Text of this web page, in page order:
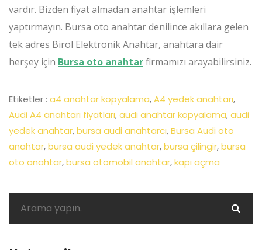
vardır. Bizden fiyat almadan anahtar işlemleri
yaptırmayın. Bursa oto anahtar denilince akıllara gelen
tek adres Birol Elektronik Anahtar, anahtara dair
herşey için Bursa oto anahtarfirmamızı arayabilirsiniz.
Etiketler : a4 anahtar kopyalama,A4 yedek anahtarı,
Audi A4 anahtarı fiyatları,audi anahtar kopyalama,audi
yedek anahtar,bursa audi anahtarcı,Bursa Audi oto
anahtar,bursa audi yedek anahtar,bursa çilingir,bursa
oto anahtar,bursa otomobil anahtar,kapı açma